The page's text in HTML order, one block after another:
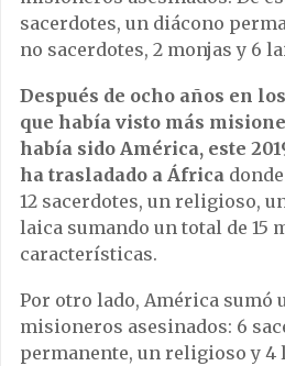
sacerdotes, un diácono
no sacerdotes, 2 monjas y 6
Después de ocho años en
que había visto más
había sido América, este
ha trasladado a África
12 sacerdotes, un religioso,
laica sumando un total de 15
características.
Por otro lado, América sumó
misioneros asesinados: 6
permanente, un religioso y 4